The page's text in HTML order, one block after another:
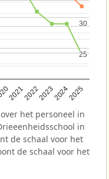
20212022202320242025
25
25
30
30
het personeel in
in
de schaal voor het
de schaal voor het